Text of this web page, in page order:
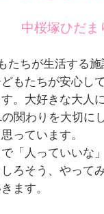
中桜塚ひだま
ちが生活する施
もたちが安心し
。大好きな大人
関わりを大切に
っています。
「人っていいな
ろそう、やって
ます。